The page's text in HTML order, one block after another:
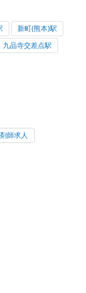
新町(熊本)駅
九品寺交差点駅
師求人